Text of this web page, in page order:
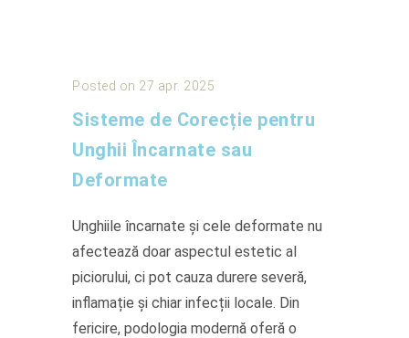
Posted on 27 apr. 2025
Sisteme de Corecție pentru
Unghii Încarnate sau
Deformate
Unghiile încarnate și cele deformate nu
afectează doar aspectul estetic al
piciorului, ci pot cauza durere severă,
inflamație și chiar infecții locale. Din
fericire, podologia modernă oferă o